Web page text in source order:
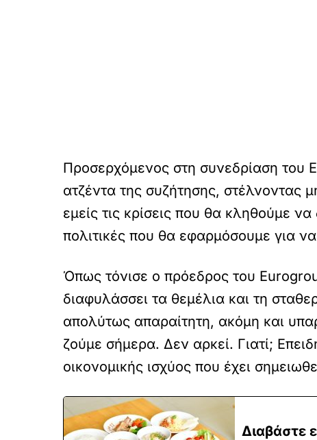
Προσερχόμενος στη συνεδρίαση του
ατζέντα της συζήτησης, στέλνοντας
εμείς τις κρίσεις που θα κληθούμε
πολιτικές που θα εφαρμόσουμε για
Όπως τόνισε ο πρόεδρος του
διαφυλάσσει τα θεμέλια και τη
απολύτως απαραίτητη, ακόμη και
ζούμε σήμερα. Δεν αρκεί. Γιατί;
οικονομικής ισχύος που έχει
Διαβάστε